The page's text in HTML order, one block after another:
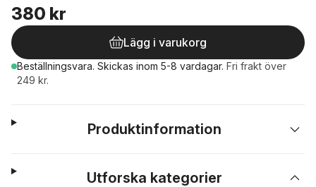
380 kr
Lägg i varukorg
Beställningsvara. Skickas inom 5-8 vardagar. Fri frakt över
249 kr.
Produktinformation
Utforska kategorier